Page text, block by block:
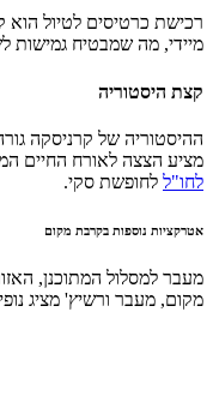
מיידי, מה שמבטיח גמישות
קצת היסטוריה
מציע הצצה לאורח החיים
לחו"ל לחופשת סקי.
אטרקציות נוספות בקרבת מקום
מעבר למסלול המתוכנן,
מקום, מעבר ורשיץ' מציג